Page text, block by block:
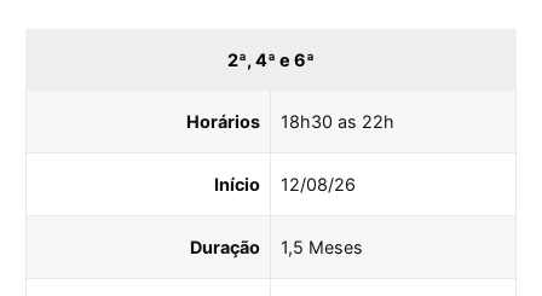
2ª, 4ª e 6ª
Horários 18h30 as 22h
Início 12/08/26
Duração 1,5 Meses